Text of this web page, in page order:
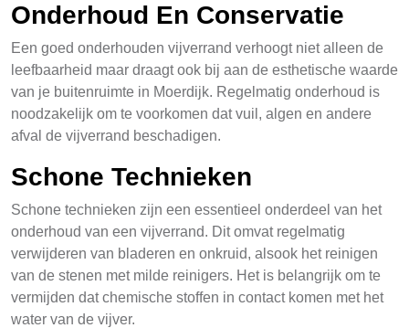
Onderhoud En Conservatie
Een goed onderhouden vijverrand verhoogt niet alleen de
leefbaarheid maar draagt ook bij aan de esthetische waarde
van je buitenruimte in Moerdijk. Regelmatig onderhoud is
noodzakelijk om te voorkomen dat vuil, algen en andere
afval de vijverrand beschadigen.
Schone Technieken
Schone technieken zijn een essentieel onderdeel van het
onderhoud van een vijverrand. Dit omvat regelmatig
verwijderen van bladeren en onkruid, alsook het reinigen
van de stenen met milde reinigers. Het is belangrijk om te
vermijden dat chemische stoffen in contact komen met het
water van de vijver.